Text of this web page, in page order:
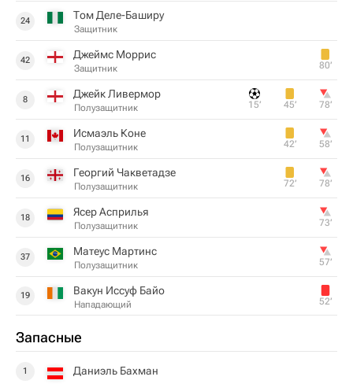
24 Том Деле-Баширу
Защитник
42 Джеймс Моррис
Защитник 80‎’‎
8 Джейк Ливермор
Полузащитник 15‎’‎ 45‎’‎ 78‎’‎
11 Исмаэль Коне
Полузащитник 42‎’‎ 58‎’‎
16 Георгий Чакветадзе
Полузащитник 72‎’‎ 78‎’‎
18 Ясер Асприлья
Полузащитник 73‎’‎
37 Матеус Мартинс
Полузащитник 57‎’‎
19 Вакун Иссуф Байо
Нападающий 52‎’‎
Запасные
1 Даниэль Бахман